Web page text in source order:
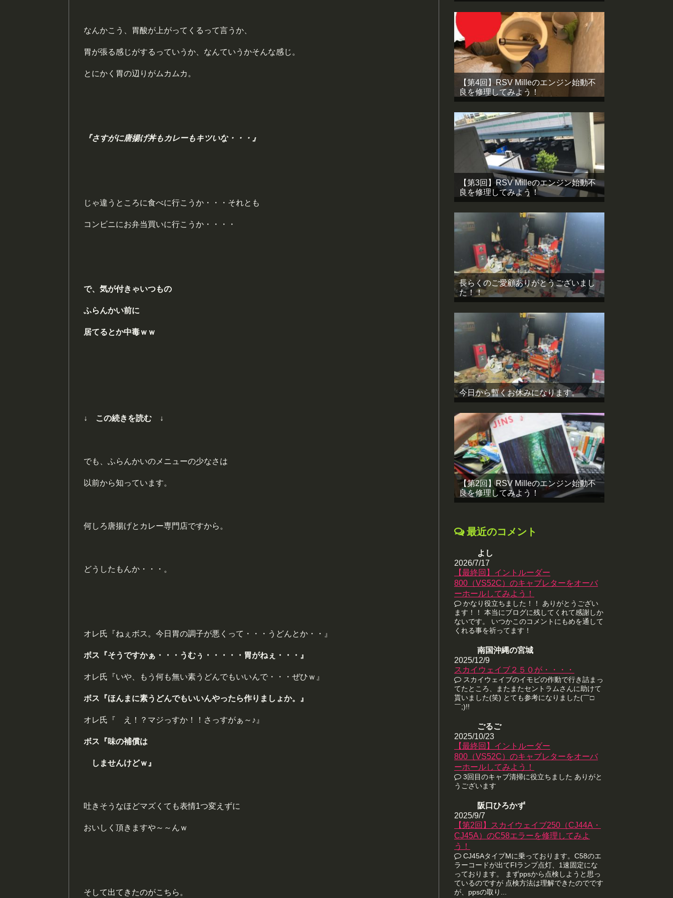
なんかこう、胃酸が上がってくるって言うか、
胃が張る感じがするっていうか、なんていうかそんな感じ。
とにかく胃の辺りがムカムカ。
『さすがに唐揚げ丼もカレーもキツいな・・・』
じゃ違うところに食べに行こうか・・・それとも
コンビニにお弁当買いに行こうか・・・・
で、気が付きゃいつもの
ふらんかい前に
居てるとか中毒ｗｗ
↓ この続きを読む ↓
でも、ふらんかいのメニューの少なさは
以前から知っています。
何しろ唐揚げとカレー専門店ですから。
どうしたもんか・・・。
オレ氏『ねぇボス。今日胃の調子が悪くって・・・うどんとか・・』
ボス『そうですかぁ・・・うむぅ・・・・・胃がねぇ・・・』
オレ氏『いや、もう何も無い素うどんでもいいんで・・・ぜひｗ』
ボス『ほんまに素うどんでもいいんやったら作りましょか。』
オレ氏『 え！？マジっすか！！さっすがぁ～♪』
ボス『味の補償は
しませんけどｗ』
吐きそうなほどマズくても表情1つ変えずに
おいしく頂きますや～～んｗ
そして出てきたのがこちら。
【第4回】RSV Milleのエンジン始動不
良を修理してみよう！
【第3回】RSV Milleのエンジン始動不
良を修理してみよう！
長らくのご愛顧ありがとうございまし
た！！
今日から暫くお休みになります。
【第2回】RSV Milleのエンジン始動不
良を修理してみよう！
最近のコメント
よし
2026/7/17
【最終回】イントルーダー
800（VS52C）のキャブレターをオーバ
ーホールしてみよう！
かなり役立ちました！！ ありがとうござい
ます！！ 本当にブログに残してくれて感謝しか
ないです。 いつかこのコメントにもめを通して
くれる事を祈ってます！
南国沖縄の宮城
2025/12/9
スカイウェイブ２５０が・・・・
スカイウェイブのイモビの作動で行き詰まっ
てたところ、またまたセントラムさんに助けて
貰いました(笑) とても参考になりました(￣□
￣;)!!
ごるご
2025/10/23
【最終回】イントルーダー
800（VS52C）のキャブレターをオーバ
ーホールしてみよう！
3回目のキャブ清掃に役立ちました ありがと
うございます
阪口ひろかず
2025/9/7
【第2回】スカイウェイブ250（CJ44A・
CJ45A）のC58エラーを修理してみよ
う！
CJ45AタイプMに乗っております。C58のエ
ラーコードが出てFIランプ点灯、1速固定にな
っております。 まずppsから点検しようと思っ
ているのですが 点検方法は理解できたのでです
が、ppsの取り...